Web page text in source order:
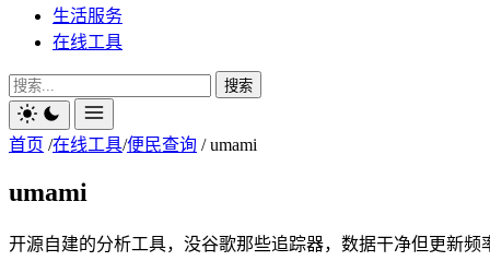
生活服务
在线工具
搜索
首页 /在线工具/便民查询 / umami
umami
开源自建的分析工具，没谷歌那些追踪器，数据干净但更新频